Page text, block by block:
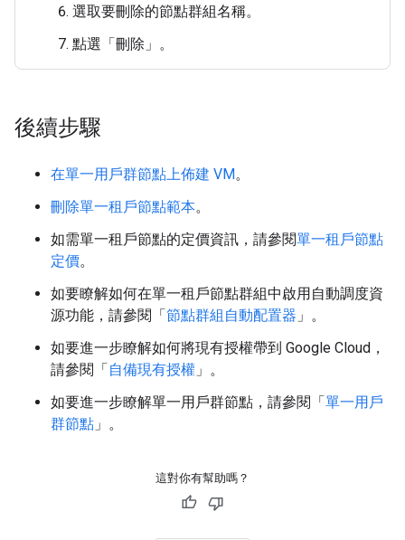
選取要刪除的節點群組名稱。
點選「刪除」。
後續步驟
在單一用戶群節點上佈建 VM。
刪除單一租戶節點範本。
如需單一租戶節點的定價資訊，請參閱單一租戶節點
定價。
如要瞭解如何在單一租戶節點群組中啟用自動調度資
源功能，請參閱「節點群組自動配置器 」。
如要進一步瞭解如何將現有授權帶到 Google Cloud，
請參閱「自備現有授權 」。
如要進一步瞭解單一用戶群節點，請參閱「單一用戶
群節點 」。
這對你有幫助嗎？